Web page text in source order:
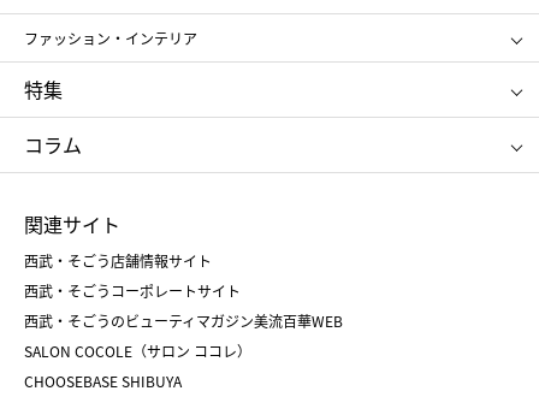
お中元
お歳暮
ポール&ジョー ボーテ
ジルスチュアート
NARS
RMK
クリニーク
SK-Ⅱ
アンリ・シャルパンティエ
ゴディバ
新宿高野
たねや
ねんりん家
ファッション・インテリア
ポロ ラルフ ローレン
タケオ キクチ
ママ＆キッズ
シュタイフ
特集
お中元
ひな人形
五月人形
父の日
クリスマスケーキ
ホワイトデー
コラム
菓子折り
和菓子
人気のギフト
バレンタイン
ホワイトデー
おせち
関連サイト
西武・そごう店舗情報サイト
西武・そごうコーポレートサイト
西武・そごうのビューティマガジン美流百華WEB
SALON COCOLE（サロン ココレ）
CHOOSEBASE SHIBUYA